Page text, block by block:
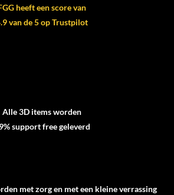
heeft een score van
van de 5 op Trustpilot
Alle 3D items worden
support free geleverd
met zorg en met een kleine verrassing